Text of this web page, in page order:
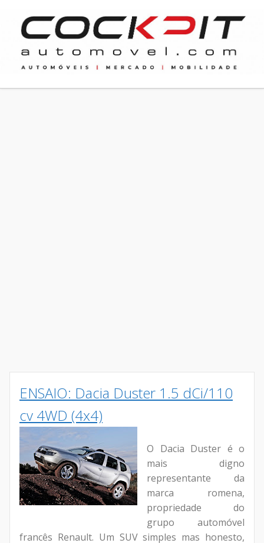
ENSAIO: Dacia Duster 1.5 dCi/110
cv 4WD (4x4)
O Dacia Duster é o
mais digno
representante da
marca romena,
propriedade do
grupo automóvel
francês Renault. Um SUV simples mas honesto,